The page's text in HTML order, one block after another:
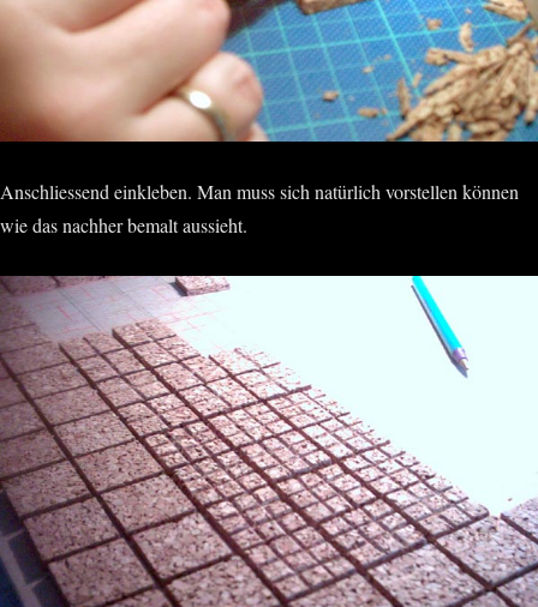
Anschliessend einkleben. Man muss sich natürlich vorstellen können
wie das nachher bemalt aussieht.